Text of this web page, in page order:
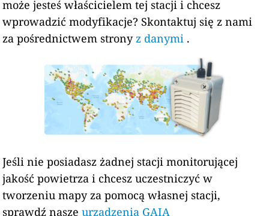
może jesteś właścicielem tej stacji i chcesz
wprowadzić modyfikacje? Skontaktuj się z nami
za pośrednictwem strony z danymi .
Jeśli nie posiadasz żadnej stacji monitorującej
jakość powietrza i chcesz uczestniczyć w
tworzeniu mapy za pomocą własnej stacji,
sprawdź naszeurządzenia GAIA